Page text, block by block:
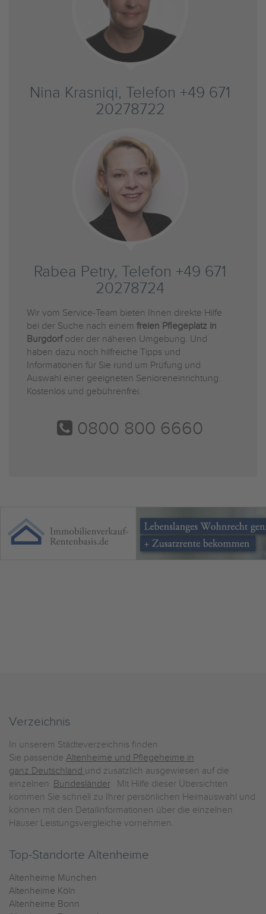
Nina Krasniqi, Telefon +49 671
20278722
Rabea Petry, Telefon +49 671
20278724
Wir vom Service-Team bieten Ihnen direkte Hilfe
bei der Suche nach einem freien Pflegeplatz in
Burgdorfoder der näheren Umgebung. Und
haben dazu noch hilfreiche Tipps und
Informationen für Sie rund um Prüfung und
Auswahl einer geeigneten Senioreneinrichtung.
Kostenlos und gebührenfrei.
0800 800 6660
Verzeichnis
In unserem Städteverzeichnis finden
Sie passende Altenheime und Pflegeheime in
ganz Deutschland und zusätzlich ausgewiesen auf die
einzelnen Bundesländer. Mit Hilfe dieser Übersichten
kommen Sie schnell zu Ihrer persönlichen Heimauswahl und
können mit den Detailinformationen über die einzelnen
Häuser Leistungsvergleiche vornehmen.
Top-Standorte Altenheime
Altenheime München
Altenheime Köln
Altenheime Bonn